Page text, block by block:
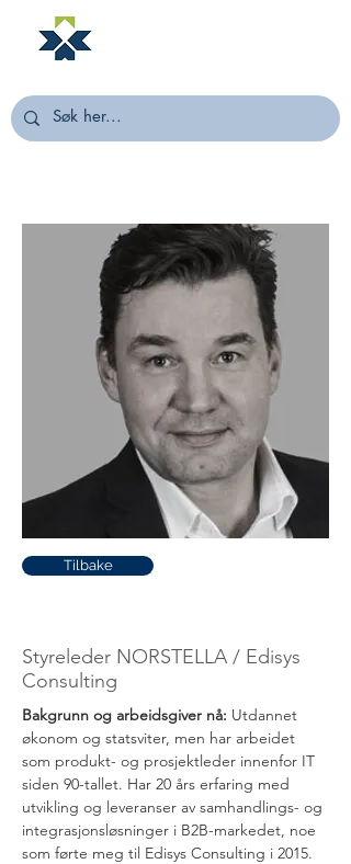
Tilbake
Styreleder NORSTELLA / Edisys
Consulting
Bakgrunn og arbeidsgiver nå: Utdannet
økonom og statsviter, men har arbeidet
som produkt- og prosjektleder innenfor IT
siden 90-tallet. Har 20 års erfaring med
utvikling og leveranser av samhandlings- og
integrasjonsløsninger i B2B-markedet, noe
som førte meg til Edisys Consulting i 2015.